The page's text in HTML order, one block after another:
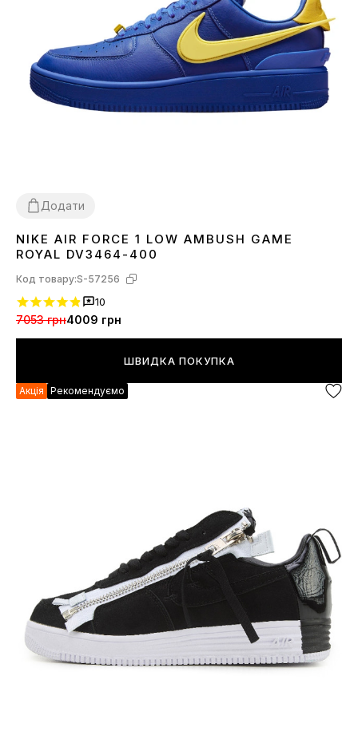
Додати
3738 40 41 42434445
NIKE AIR FORCE 1 LOW AMBUSH GAME
ROYAL DV3464-400
Код товару:S-57256
10
7053 грн4009 грн
ШВИДКА ПОКУПКА
Акція Рекомендуємо